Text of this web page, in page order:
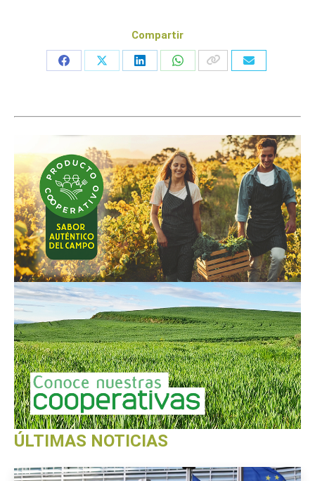
Compartir
Share
Share
Share
Share
ÚLTIMAS NOTICIAS